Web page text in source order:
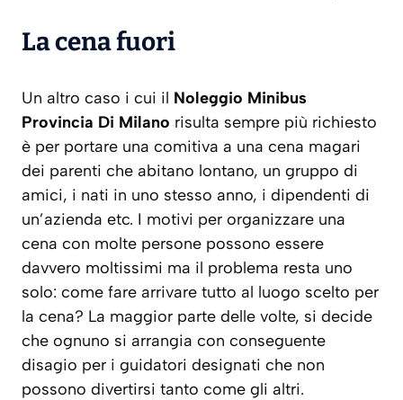
La cena fuori
Un altro caso i cui il Noleggio Minibus
Provincia Di Milano risulta sempre più richiesto
è per portare una comitiva a una cena magari
dei parenti che abitano lontano, un gruppo di
amici, i nati in uno stesso anno, i dipendenti di
un’azienda etc. I motivi per organizzare una
cena con molte persone possono essere
davvero moltissimi ma il problema resta uno
solo: come fare arrivare tutto al luogo scelto per
la cena? La maggior parte delle volte, si decide
che ognuno si arrangia con conseguente
disagio per i guidatori designati che non
possono divertirsi tanto come gli altri.